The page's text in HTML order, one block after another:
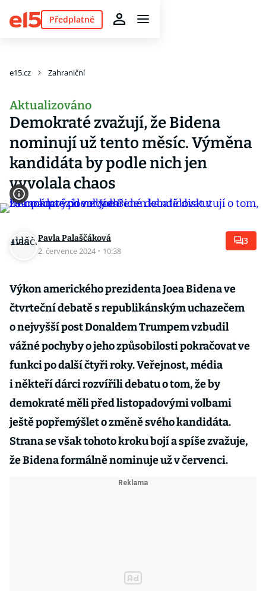
Předplatné
e15.cz Zahraniční
Aktualizováno
Demokraté zvažují, že Bidena
nominují už tento měsíc. Výměna
kandidáta by podle nich jen
vyvolala chaos
Pavla Palaščáková
2. července 2024 · 10:38
3
Výkon amerického prezidenta Joea Bidena ve
čtvrteční debatě s republikánským uchazečem
o nejvyšší post Donaldem Trumpem vzbudil
vážné pochyby o jeho způsobilosti pokračovat ve
funkci po další čtyři roky. Veřejnost, média
i někteří dárci rozvířili debatu o tom, že by
demokraté měli před listopadovými volbami
ještě popřemýšlet o změně svého kandidáta.
Strana se však tohoto kroku bojí a spíše zvažuje,
že Bidena formálně nominuje už v červenci.